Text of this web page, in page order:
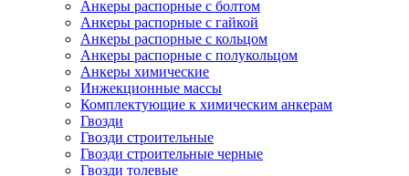
Анкеры распорные с болтом
Анкеры распорные с гайкой
Анкеры распорные с кольцом
Анкеры распорные с полукольцом
Анкеры химические
Инжекционные массы
Комплектующие к химическим анкерам
Гвозди
Гвозди строительные
Гвозди строительные черные
Гвозди толевые